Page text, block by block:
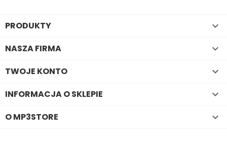
PRODUKTY 
NASZA FIRMA 
TWOJE KONTO 
INFORMACJA O SKLEPIE 
O MP3STORE 